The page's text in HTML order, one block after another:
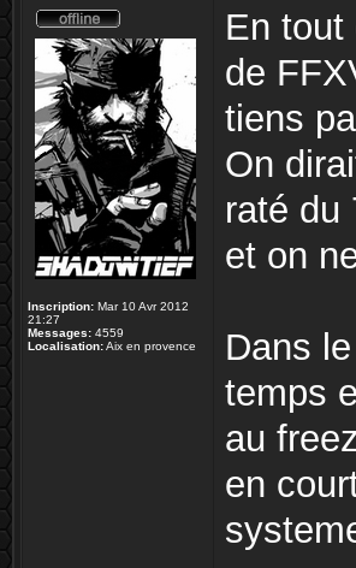
Inscription: Mar 10 Avr 2012
21:27
Messages: 4559
Localisation:Aix en provence
En tout
de
tiens
On
raté du
et on
Dans
temps
au
en